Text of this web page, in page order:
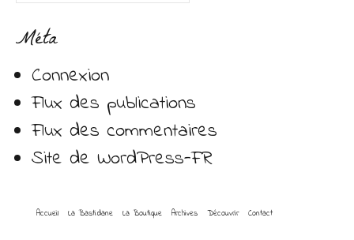
Méta
Connexion
Flux des publications
Flux des commentaires
Site de WordPress-FR
Accueil La Bastidane La Boutique Archives Découvrir Contact